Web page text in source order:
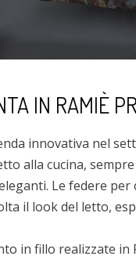
IN RAMIÈ
innovativa nel
alla cucina,
Le federe per
il look del letto,
in fillo realizzate in